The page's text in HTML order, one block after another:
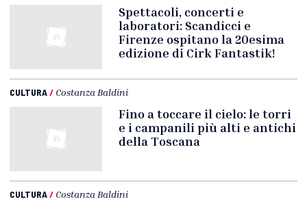
Spettacoli, concerti e
laboratori: Scandicci e
Firenze ospitano la 20esima
edizione di Cirk Fantastik!
CULTURA/ Costanza Baldini
Fino a toccare il cielo: le torri
e i campanili più alti e antichi
della Toscana
CULTURA/ Costanza Baldini